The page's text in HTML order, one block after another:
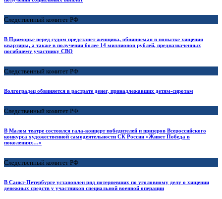
Следственный комитет РФ
В Приморье перед судом предстанет женщина, обвиняемая в попытке хищения
квартиры, а также в получении более 14 миллионов рублей, предназначенных
погибшему участнику СВО
Следственный комитет РФ
Волгоградец обвиняется в растрате денег, принадлежавших детям-сиротам
Следственный комитет РФ
В Малом театре состоялся гала-концерт победителей и призеров Всероссийского
конкурса художественной самодеятельности СК России «Живет Победа в
поколениях…»
Следственный комитет РФ
В Санкт-Петербурге установлен ряд потерпевших по уголовному делу о хищении
денежных средств у участников специальной военной операции